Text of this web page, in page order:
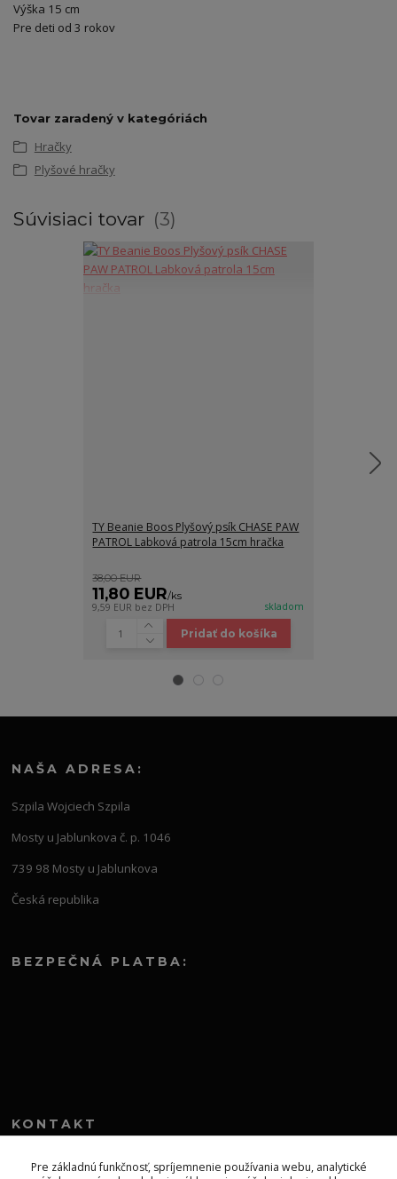
Výška 15 cm
Pre deti od 3 rokov
Tovar zaradený v kategóriách
Hračky
Plyšové hračky
Súvisiaci tovar 3
TY Beanie Boos Plyšový psík CHASE PAW
PATROL Labková patrola 15cm hračka
38,00 EUR
11,80 EUR/ks
9,59 EUR bez DPH skladom
Pridať do košíka
NAŠA ADRESA:
Szpila Wojciech Szpila
Mosty u Jablunkova č. p. 1046
739 98 Mosty u Jablunkova
Česká republika
BEZPEČNÁ PLATBA:
KONTAKT
+421 552 304 860
Pre základnú funkčnosť, spríjemnenie používania webu, analytické